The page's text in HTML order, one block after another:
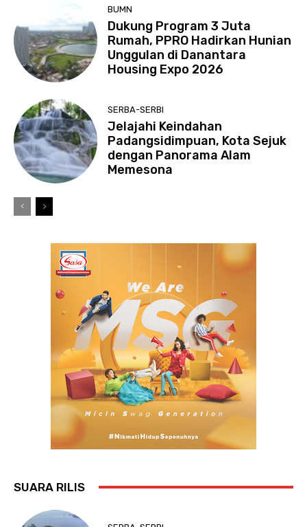
BUMN
Dukung Program 3 Juta
Rumah, PPRO Hadirkan Hunian
Unggulan di Danantara
Housing Expo 2026
SERBA-SERBI
Jelajahi Keindahan
Padangsidimpuan, Kota Sejuk
dengan Panorama Alam
Memesona
SUARA RILIS